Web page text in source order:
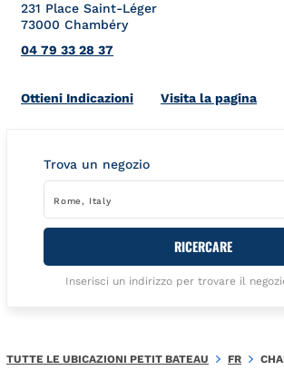
231 Place Saint-Léger
73000 Chambéry
04 79 33 28 37
Ottieni IndicazioniLink Opens in New Tab
Visita la pagina
Trova un negozio
RICERCARE
Inserisci un indirizzo per trovare il
TUTTE LE UBICAZIONI PETIT BATEAU FR